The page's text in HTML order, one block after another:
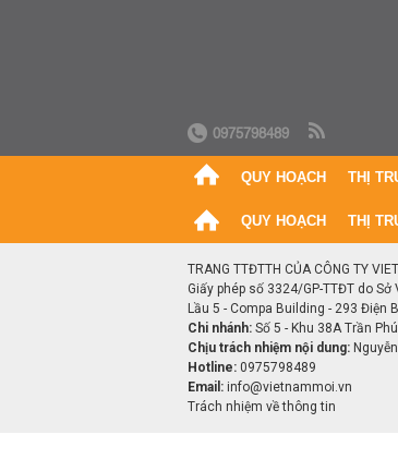
0975798489
QUY HOẠCH THỊ
QUY HOẠCH THỊ
TRANG TTĐTTH CỦA CÔNG TY
Giấy phép số 3324/GP-TTĐT do
Lầu 5 - Compa Building - 293 Điện
Chi nhánh: Số 5 - Khu 38A Trần
Chịu trách nhiệm nội dung:
Hotline: 0975798489
Email: info@vietnammoi.vn
Trách nhiệm về thông tin